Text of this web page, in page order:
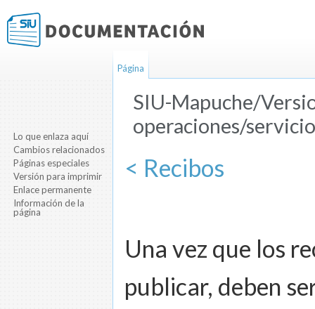
SIU-Mapuche/
operaciones/
< Recibos
Una vez que los
publicar, deben
Página
Lo que enlaza aquí
Cambios relacionados
Páginas especiales
Versión para imprimir
Enlace permanente
Información de la
página